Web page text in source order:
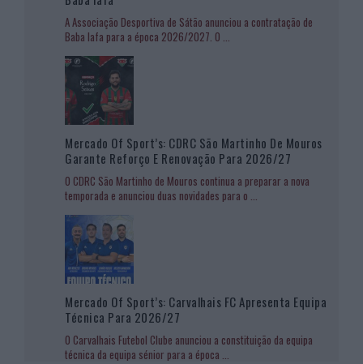
A Associação Desportiva de Sátão anunciou a contratação de
Baba Iafa para a época 2026/2027. O ...
Mercado Of Sport’s: CDRC São Martinho De Mouros
Garante Reforço E Renovação Para 2026/27
O CDRC São Martinho de Mouros continua a preparar a nova
temporada e anunciou duas novidades para o ...
Mercado Of Sport’s: Carvalhais FC Apresenta Equipa
Técnica Para 2026/27
O Carvalhais Futebol Clube anunciou a constituição da equipa
técnica da equipa sénior para a época ...